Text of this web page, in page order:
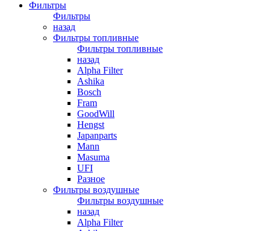
Фильтры
Фильтры
назад
Фильтры топливные
Фильтры топливные
назад
Alpha Filter
Ashika
Bosch
Fram
GoodWill
Hengst
Japanparts
Mann
Masuma
UFI
Разное
Фильтры воздушные
Фильтры воздушные
назад
Alpha Filter